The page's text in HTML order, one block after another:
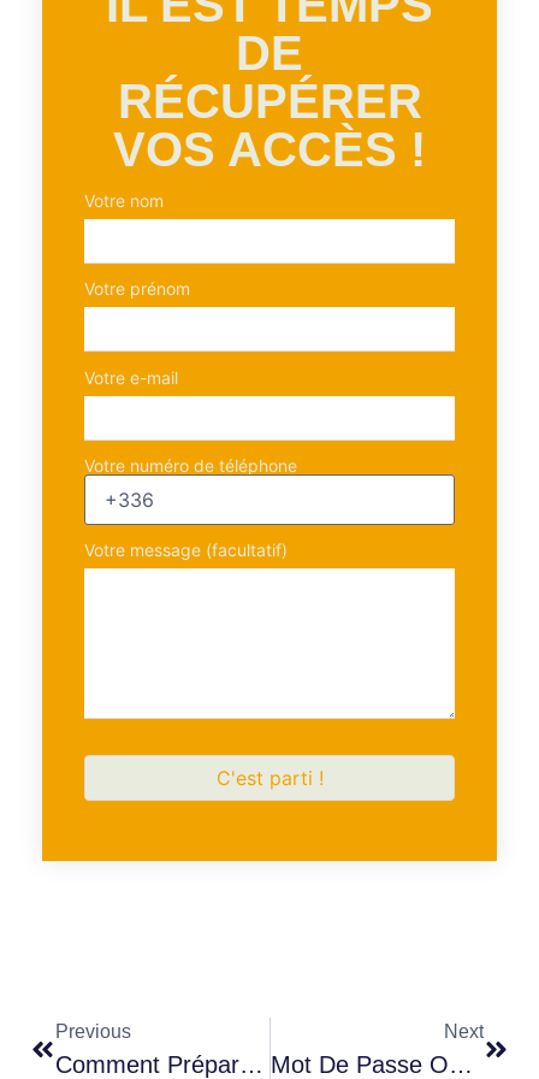
DE
RÉCUPÉRER
VOS ACCÈS !
Votre nom
Votre prénom
Votre e-mail
Votre numéro de téléphone
Votre message (facultatif)
Previous
Comment Préparer Sa « Lettre D’instructions Crypto »
Next
Mot De Passe Oublié : Quand La Crypto Inspire Hollywood… Et Rappelle Une Réalité Brutale